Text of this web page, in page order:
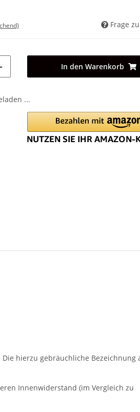
Frage
In den Warenkorb
...
hierzu gebräuchliche Bezeichnung
Innenwiderstand (im Vergleich zu